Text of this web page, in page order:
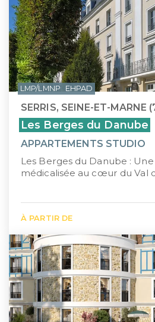
SERRIS, SEINE-ET-MARNE
Les Berges du Danube
APPARTEMENTS STUDIO
Les Berges du Danube :
médicalisée au cœur du Val
À PARTIR DE
LMP/LMNP EHPAD